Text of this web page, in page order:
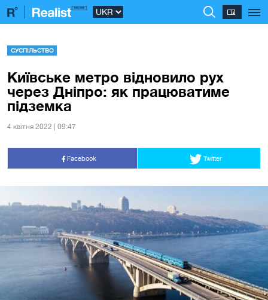
СУСПІЛЬСТВО
Київське метро відновило рух
через Дніпро: як працюватиме
підземка
4 квiтня 2022 | 09:47
Facebook Twitter